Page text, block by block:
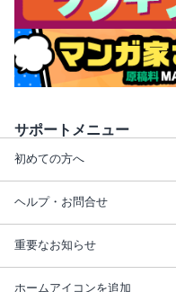
サポートメニュー
初めての方へ
ヘルプ・お問合せ
重要なお知らせ
ホームアイコンを追加